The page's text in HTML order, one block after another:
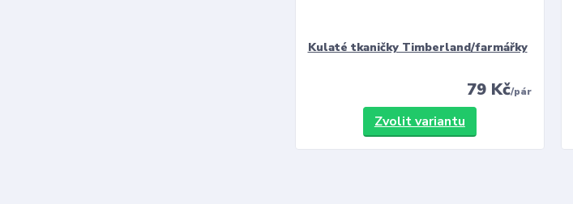
Kulaté tkaničky Timberland/farmářky
79 Kč/pár
Zvolit variantu